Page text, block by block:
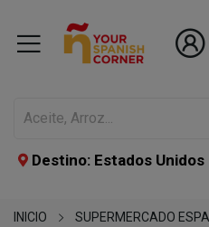
Destino: Estados Unidos
INICIO SUPERMERCADO